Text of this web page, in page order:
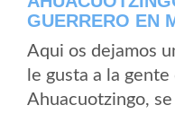
GUERRERO EN
Aqui os dejamos
le gusta a la
Ahuacuotzingo,